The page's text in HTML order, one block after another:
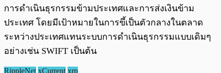
การดำเนินธุรกรรมข้ามประเทศและการส่งเงินข้าม
ประเทศ โดยมีเป้าหมายในการขึ้เป็นตัวกลางในตลาด
ระหว่างประเทศแทนระบบการดำเนินธุรกรรมแบบเดิมๆ
อย่างเช่น SWIFT เป็นต้น
RippleNet xCurrent xrp